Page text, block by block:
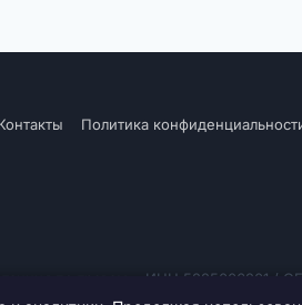
Политика
по травам». ИНН 5225006201 /